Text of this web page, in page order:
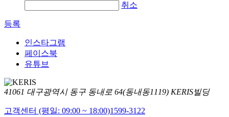
취소
등록
인스타그램
페이스북
유튜브
41061 대구광역시 동구 동내로 64(동내동1119) KERIS빌딩
고객센터 (평일: 09:00 ~ 18:00)1599-3122